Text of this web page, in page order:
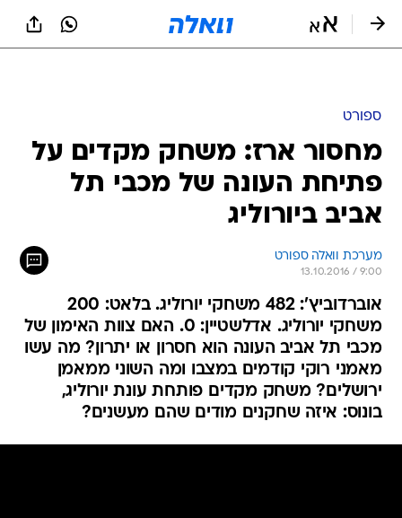
ספורט
מחסור ארז: משחק מקדים על
פתיחת העונה של מכבי תל
אביב ביורוליג
מערכת וואלה ספורט
13.10.2016 / 9:00
אוברדוביץ': 482 משחקי יורוליג. בלאט: 200
משחקי יורוליג. אדלשטיין: 0. האם צוות האימון של
מכבי תל אביב העונה הוא חסרון או יתרון? מה עשו
מאמני רוקי קודמים במצבו ומה השוני ממאמן
ירושלים? משחק מקדים פותחת עונת יורוליג,
בונוס: איזה שחקנים מודים שהם מעשנים?